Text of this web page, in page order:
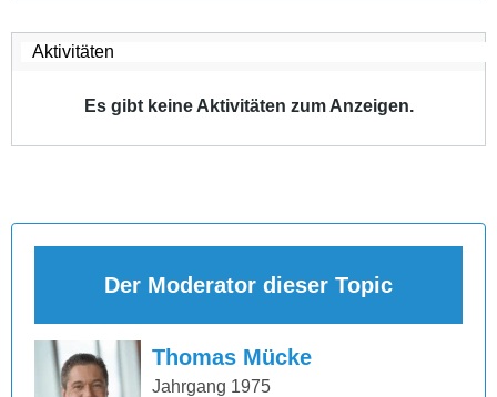
Es gibt keine Aktivitäten zum Anzeigen.
Der Moderator dieser Topic
Thomas Mücke
Jahrgang 1975